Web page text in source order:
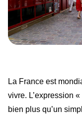
La France est
vivre. L’expression
bien plus qu’un